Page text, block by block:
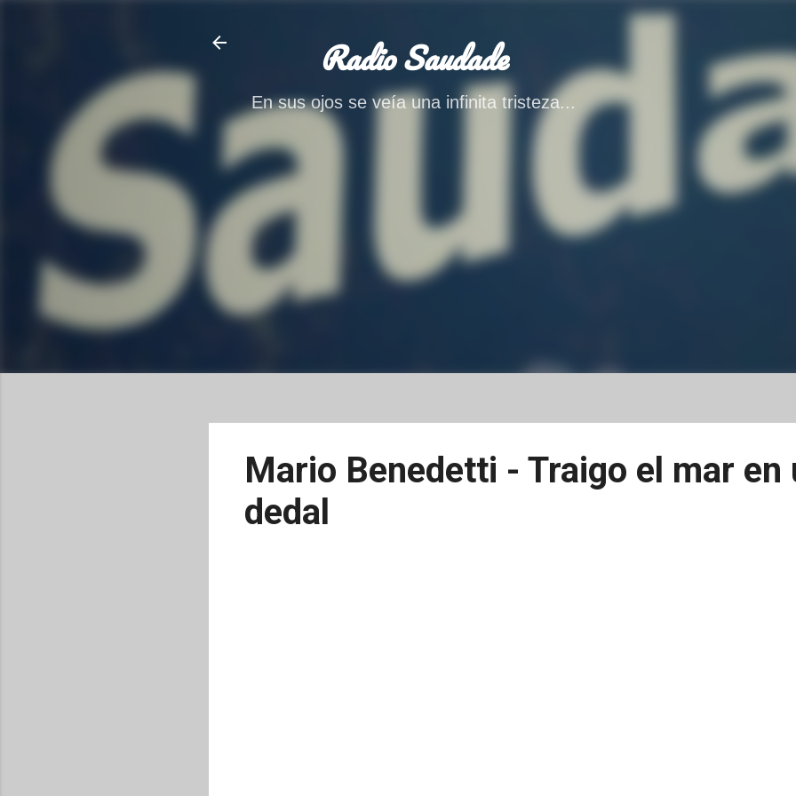
Ir al contenido principal
Radio Saudade
En sus ojos se veía una infinita tristeza...
Mario Benedetti - Traigo el mar en
dedal